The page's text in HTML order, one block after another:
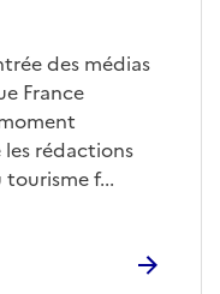
des médias
France
rédactions
f...